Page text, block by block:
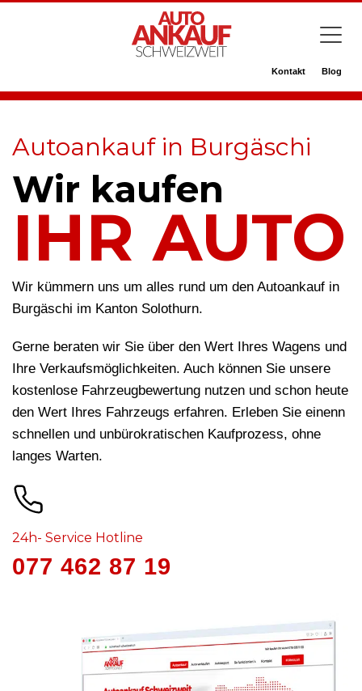
Kontakt Blog
Autoankauf in Burgäschi
Wir kaufen
IHR AUTO
Wir kümmern uns um alles rund um den Autoankauf in
Burgäschi im Kanton Solothurn.
Gerne beraten wir Sie über den Wert Ihres Wagens und
Ihre Verkaufsmöglichkeiten. Auch können Sie unsere
kostenlose Fahrzeugbewertung nutzen und schon heute
den Wert Ihres Fahrzeugs erfahren. Erleben Sie einenn
schnellen und unbürokratischen Kaufprozess, ohne
langes Warten.
24h- Service Hotline
077 462 87 19